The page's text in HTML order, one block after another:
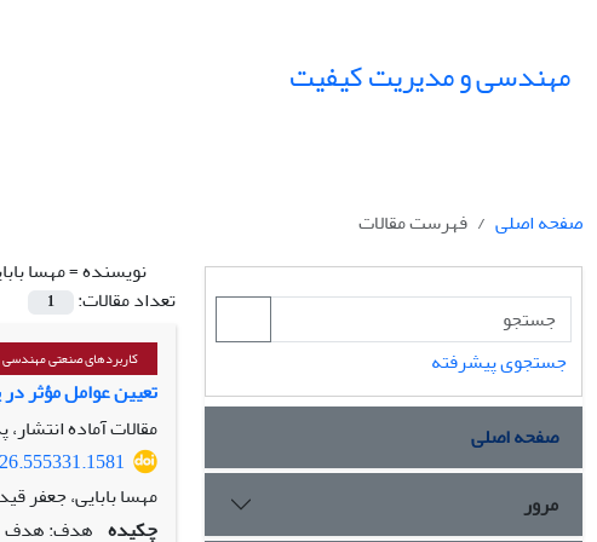
مهندسی و مدیریت کیفیت
صفحه اصلی
فهرست مقالات
نویسنده =مهسا
تعداد مقالات:
1
کاربردهای صنعتی
تعیین عوامل مؤثر
مقالات آماده
مهسا بابایی، جعفر
چکیده هدف: هدف
جستجوی پیشرفته
صفحه اصلی
مرور